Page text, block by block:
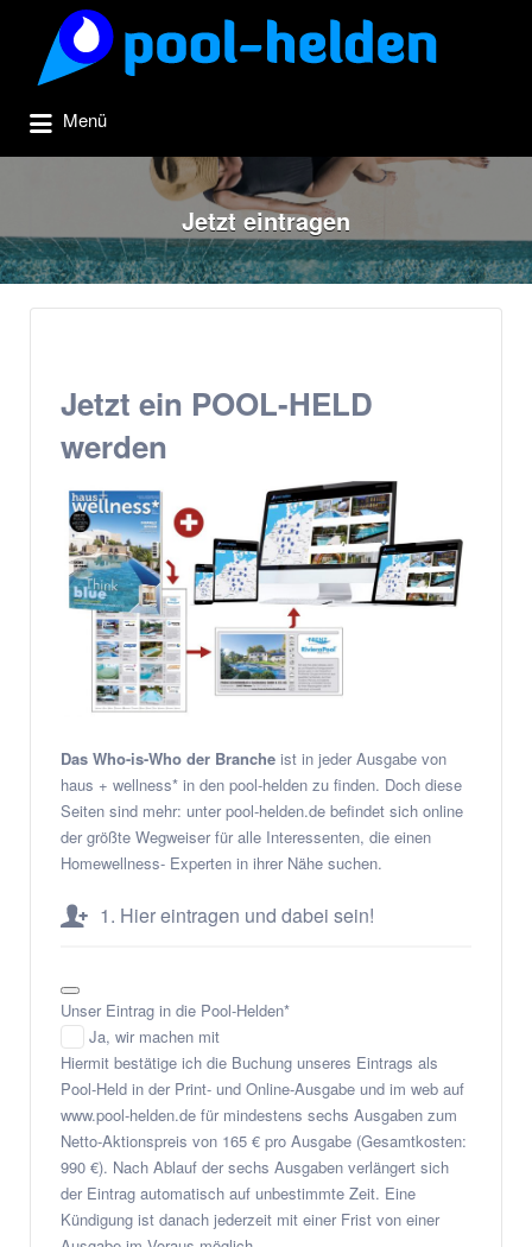
Suchen
nach:
Menü
Jetzt eintragen
Jetzt ein POOL-HELD
werden
Das Who-is-Who der Branche ist in jeder Ausgabe von
haus + wellness* in den pool-helden zu finden. Doch diese
Seiten sind mehr: unter pool-helden.de befindet sich online
der größte Wegweiser für alle Interessenten, die einen
Homewellness- Experten in ihrer Nähe suchen.
1. Hier eintragen und dabei sein!
Unser Eintrag in die Pool-Helden*
Ja, wir machen mit
Hiermit bestätige ich die Buchung unseres Eintrags als
Pool-Held in der Print- und Online-Ausgabe und im web auf
www.pool-helden.de für mindestens sechs Ausgaben zum
Netto-Aktionspreis von 165 € pro Ausgabe (Gesamtkosten:
990 €). Nach Ablauf der sechs Ausgaben verlängert sich
der Eintrag automatisch auf unbestimmte Zeit. Eine
Kündigung ist danach jederzeit mit einer Frist von einer